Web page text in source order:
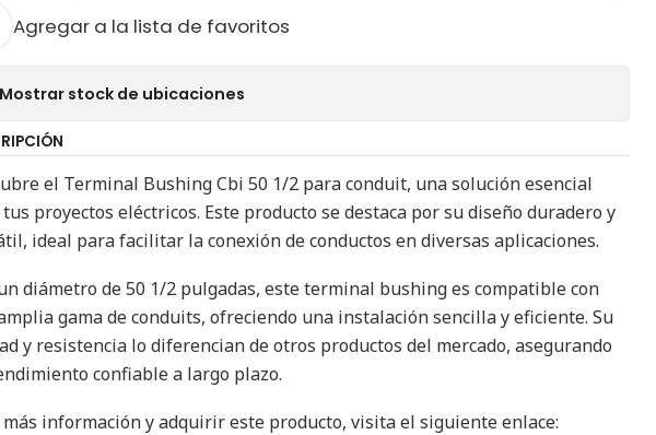
Agregar a la lista de favoritos
Mostrar stock de ubicaciones
el Terminal Bushing Cbi 50 1/2 para conduit, una solución esencial
proyectos eléctricos. Este producto se destaca por su diseño duradero y
ideal para facilitar la conexión de conductos en diversas aplicaciones.
diámetro de 50 1/2 pulgadas, este terminal bushing es compatible con
gama de conduits, ofreciendo una instalación sencilla y eficiente. Su
y resistencia lo diferencian de otros productos del mercado, asegurando
confiable a largo plazo.
más información y adquirir este producto, visita el siguiente enlace: